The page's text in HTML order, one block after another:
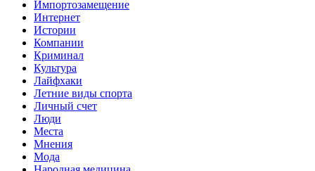
Импортозамещение
Интернет
Истории
Компании
Криминал
Культура
Лайфхаки
Летние виды спорта
Личный счет
Люди
Места
Мнения
Мода